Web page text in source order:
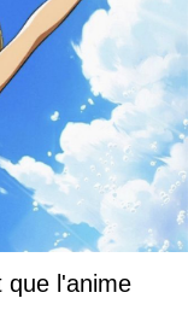
que l'anime